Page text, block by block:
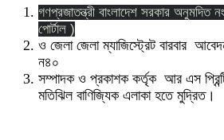
গণপ্রজাতন্ত্রী বাংলাদেশ সরকার
পোর্টাল )
ও জেলা জেলা ম্যাজিস্ট্রেট বারবার
ন৪০
সম্পাদক ও প্রকাশক কর্তৃক আর এস
মতিঝিল বাণিজ্যিক এলাকা হতে মুদ্রিত।